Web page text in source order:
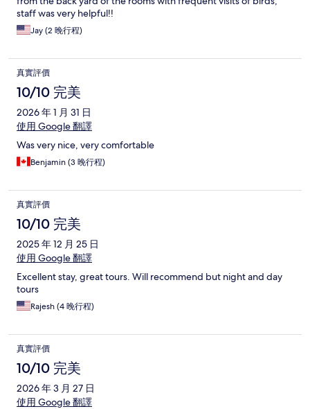
staff was very helpful!!
Jay (2 晚行程)
真實評價
10/10 完美
2026 年 1 月 31 日
使用 Google 翻譯
Was very nice, very comfortable
Benjamin (3 晚行程)
真實評價
10/10 完美
2025 年 12 月 25 日
使用 Google 翻譯
Excellent stay, great tours. Will recommend but night and day
tours
Rajesh (4 晚行程)
真實評價
10/10 完美
2026 年 3 月 27 日
使用 Google 翻譯